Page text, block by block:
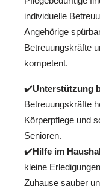
individuelle
Angehörige
Betreuungskräfte
kompetent.
✔️Unterstützung
Betreuungskräfte
Körperpflege und
Senioren.
✔️Hilfe im
kleine
Zuhause sauber